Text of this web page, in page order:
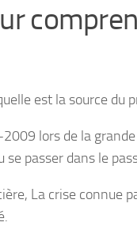
est la source du
lors de la
passer dans le
La crise connue